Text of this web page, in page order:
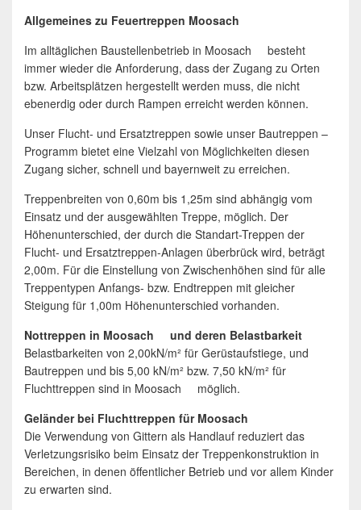
Allgemeines zu Feuertreppen Moosach
Im alltäglichen Baustellenbetrieb in Moosach besteht
immer wieder die Anforderung, dass der Zugang zu Orten
bzw. Arbeitsplätzen hergestellt werden muss, die nicht
ebenerdig oder durch Rampen erreicht werden können.
Unser Flucht- und Ersatztreppen sowie unser Bautreppen –
Programm bietet eine Vielzahl von Möglichkeiten diesen
Zugang sicher, schnell und bayernweit zu erreichen.
Treppenbreiten von 0,60m bis 1,25m sind abhängig vom
Einsatz und der ausgewählten Treppe, möglich. Der
Höhenunterschied, der durch die Standart-Treppen der
Flucht- und Ersatztreppen-Anlagen überbrück wird, beträgt
2,00m. Für die Einstellung von Zwischenhöhen sind für alle
Treppentypen Anfangs- bzw. Endtreppen mit gleicher
Steigung für 1,00m Höhenunterschied vorhanden.
Nottreppen in Moosach und deren Belastbarkeit
Belastbarkeiten von 2,00kN/m² für Gerüstaufstiege, und
Bautreppen und bis 5,00 kN/m² bzw. 7,50 kN/m² für
Fluchttreppen sind in Moosach möglich.
Geländer bei Fluchttreppen für Moosach
Die Verwendung von Gittern als Handlauf reduziert das
Verletzungsrisiko beim Einsatz der Treppenkonstruktion in
Bereichen, in denen öffentlicher Betrieb und vor allem Kinder
zu erwarten sind.